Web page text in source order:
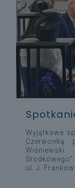
Wyjątkowe
Czerwonką
ul. J.